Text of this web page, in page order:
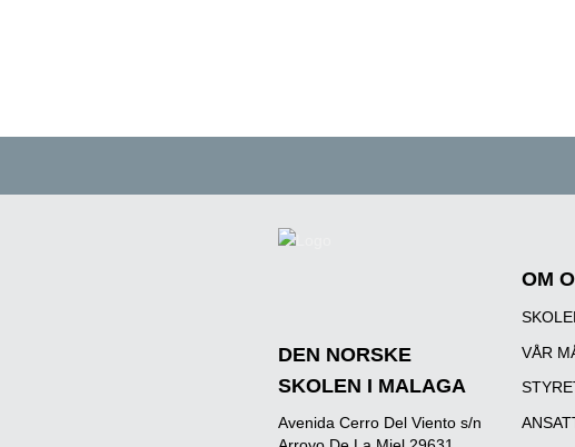
DEN NORSKE
SKOLEN I MALAGA
Avenida Cerro Del Viento s/n
OM
VÅR